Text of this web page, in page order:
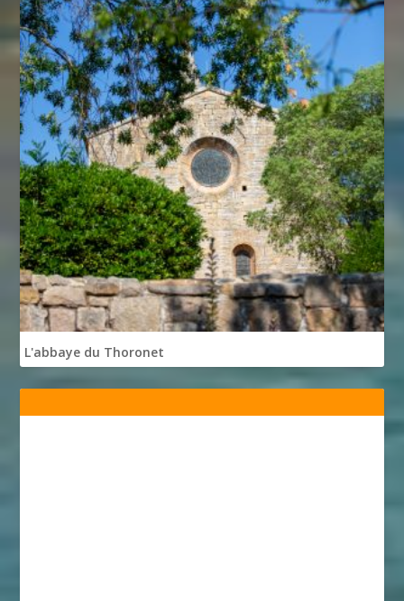
L'abbaye du Thoronet